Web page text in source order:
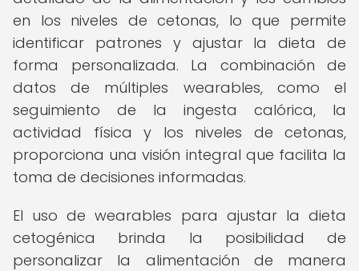
en los niveles de cetonas, lo que permite
identificar patrones y ajustar la dieta de
forma personalizada. La combinación de
datos de múltiples wearables, como el
seguimiento de la ingesta calórica, la
actividad física y los niveles de cetonas,
proporciona una visión integral que facilita la
toma de decisiones informadas.
El uso de wearables para ajustar la dieta
cetogénica brinda la posibilidad de
personalizar la alimentación de manera